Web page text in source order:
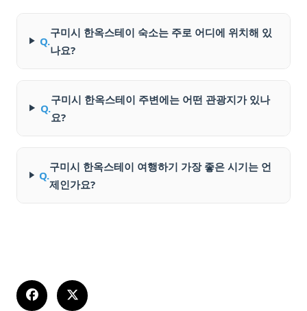
Q.
구미시 한옥스테이 숙소는 주로 어디에 위치해 있
나요?
Q.
구미시 한옥스테이 주변에는 어떤 관광지가 있나
요?
Q.
구미시 한옥스테이 여행하기 가장 좋은 시기는 언
제인가요?